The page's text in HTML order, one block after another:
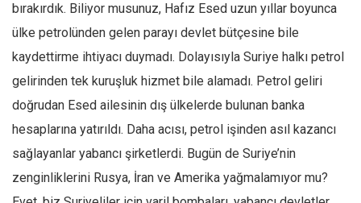
bırakırdık. Biliyor musunuz, Hafız Esed uzun yıllar boyunca
ülke petrolünden gelen parayı devlet bütçesine bile
kaydettirme ihtiyacı duymadı. Dolayısıyla Suriye halkı petrol
gelirinden tek kuruşluk hizmet bile alamadı. Petrol geliri
doğrudan Esed ailesinin dış ülkelerde bulunan banka
hesaplarına yatırıldı. Daha acısı, petrol işinden asıl kazancı
sağlayanlar yabancı şirketlerdi. Bugün de Suriye’nin
zenginliklerini Rusya, İran ve Amerika yağmalamıyor mu?